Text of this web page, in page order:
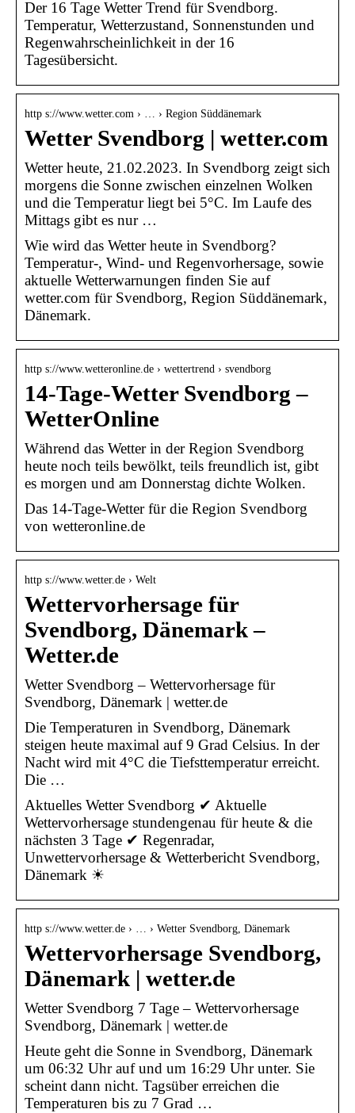
Der 16 Tage Wetter Trend für Svendborg.
Temperatur, Wetterzustand, Sonnenstunden und
Regenwahrscheinlichkeit in der 16
Tagesübersicht.
http s://www.wetter.com › … › Region Süddänemark
Wetter Svendborg | wetter.com
Wetter heute, 21.02.2023. In Svendborg zeigt sich
morgens die Sonne zwischen einzelnen Wolken
und die Temperatur liegt bei 5°C. Im Laufe des
Mittags gibt es nur …
Wie wird das Wetter heute in Svendborg?
Temperatur-, Wind- und Regenvorhersage, sowie
aktuelle Wetterwarnungen finden Sie auf
wetter.com für Svendborg, Region Süddänemark,
Dänemark.
http s://www.wetteronline.de › wettertrend › svendborg
14-Tage-Wetter Svendborg –
WetterOnline
Während das Wetter in der Region Svendborg
heute noch teils bewölkt, teils freundlich ist, gibt
es morgen und am Donnerstag dichte Wolken.
Das 14-Tage-Wetter für die Region Svendborg
von wetteronline.de
http s://www.wetter.de › Welt
Wettervorhersage für
Svendborg, Dänemark –
Wetter.de
Wetter Svendborg – Wettervorhersage für
Svendborg, Dänemark | wetter.de
Die Temperaturen in Svendborg, Dänemark
steigen heute maximal auf 9 Grad Celsius. In der
Nacht wird mit 4°C die Tiefsttemperatur erreicht.
Die …
Aktuelles Wetter Svendborg ✔ Aktuelle
Wettervorhersage stundengenau für heute & die
nächsten 3 Tage ✔ Regenradar,
Unwettervorhersage & Wetterbericht Svendborg,
Dänemark ☀
http s://www.wetter.de › … › Wetter Svendborg, Dänemark
Wettervorhersage Svendborg,
Dänemark | wetter.de
Wetter Svendborg 7 Tage – Wettervorhersage
Svendborg, Dänemark | wetter.de
Heute geht die Sonne in Svendborg, Dänemark
um 06:32 Uhr auf und um 16:29 Uhr unter. Sie
scheint dann nicht. Tagsüber erreichen die
Temperaturen bis zu 7 Grad …